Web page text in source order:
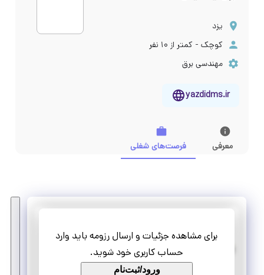
یزد
کوچک - کمتر از ۱۰ نفر
مهندسی برق
yazdidms.ir
معرفی فرصت‌های شغلی
برای مشاهده جزئیات و ارسال رزومه باید وارد
حساب کاربری خود شوید.
ورود/ثبت‌نام
کارآموزی مسئول دفتری
پاره وقت کارآموزی منجر ‌به استخدام